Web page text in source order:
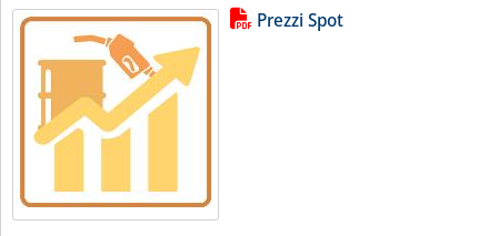
Leggi tutta la notizia:
Lista allegati PDF alla notizia
Prezzi Spot